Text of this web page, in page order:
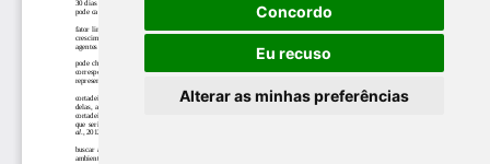
Concordo
Eu recuso
Alterar as minhas preferências